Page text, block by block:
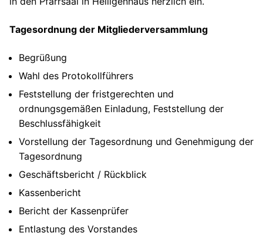
Tagesordnung der Mitgliederversammlung
Begrüßung
Wahl des Protokollführers
Feststellung der fristgerechten und
ordnungsgemäßen Einladung, Feststellung der
Beschlussfähigkeit
Vorstellung der Tagesordnung und Genehmigung der
Tagesordnung
Geschäftsbericht / Rückblick
Kassenbericht
Bericht der Kassenprüfer
Entlastung des Vorstandes